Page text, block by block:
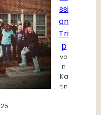
i
s
s
i
o
n
T
r
ssi
on
Tri
p
vo
n
Ka
tin